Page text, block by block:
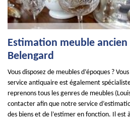
Estimation meuble ancien
Belengard
Vous disposez de meubles d’époques ?
service antiquaire est également
reprenons tous les genres de meubles
contacter afin que notre service
des biens et de l’estimer en fonction. Il est